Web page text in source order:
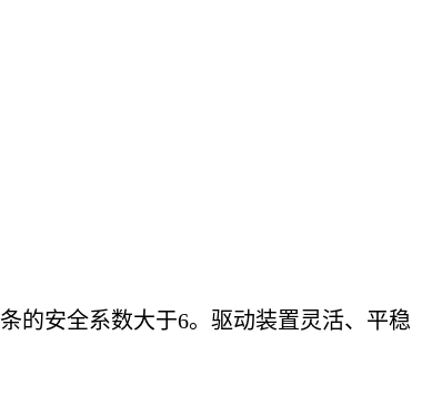
的安全系数大于6。驱动装置灵活、平稳